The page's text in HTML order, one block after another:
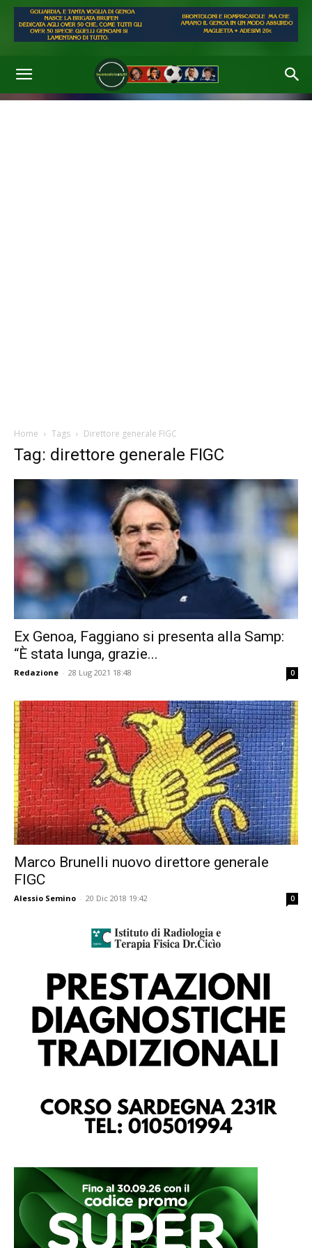
Home Tags Direttore generale FIGC
Tag: direttore generale FIGC
Ex Genoa, Faggiano si presenta alla Samp:
“È stata lunga, grazie...
Redazione - 28 Lug 2021 18:48 0
Marco Brunelli nuovo direttore generale
FIGC
Alessio Semino - 20 Dic 2018 19:42 0